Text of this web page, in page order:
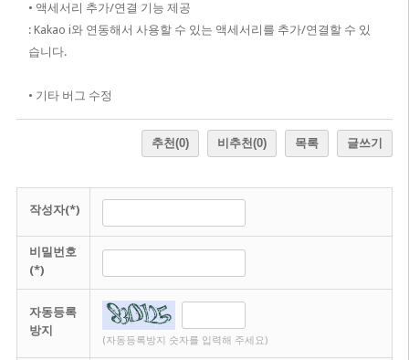
• 액세서리 추가/연결 기능 제공
: Kakao i와 연동해서 사용할 수 있는 액세서리를 추가/연결할 수 있
습니다.
• 기타 버그 수정
추천(0) 비추천(0) 목록 글쓰기
작성자(*)
비밀번호
(*)
자동등록
방지
(자동등록방지 숫자를 입력해 주세요)